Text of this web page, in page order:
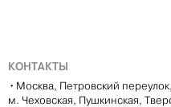
КОНТАКТЫ
• Москва, Петровский
м. Чеховская, Пушкинская,